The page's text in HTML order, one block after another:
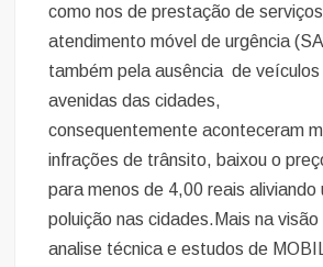
como nos de prestação de
atendimento móvel de urgência
também pela ausência de veículos
avenidas das cidades,
consequentemente aconteceram
infrações de trânsito, baixou o
para menos de 4,00 reais aliviando
poluição nas cidades.Mais na
analise técnica e estudos de